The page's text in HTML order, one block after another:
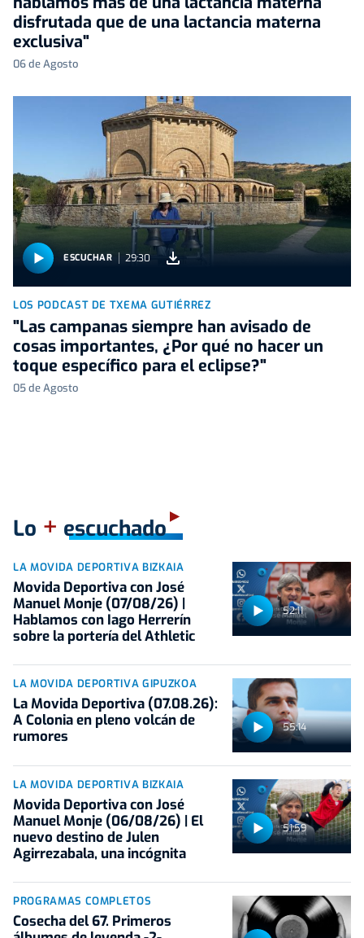
disfrutada que de una lactancia materna
exclusiva"
06 de Agosto
ESCUCHAR 29:30
LOS PODCAST DE TXEMA GUTIÉRREZ
"Las campanas siempre han avisado de
cosas importantes, ¿Por qué no hacer un
toque específico para el eclipse?"
05 de Agosto
Lo + escuchado
52:11
LA MOVIDA DEPORTIVA BIZKAIA
Movida Deportiva con José
Manuel Monje (07/08/26) |
Hablamos con Iago Herrerín
sobre la portería del Athletic
55:14
LA MOVIDA DEPORTIVA GIPUZKOA
La Movida Deportiva (07.08.26):
A Colonia en pleno volcán de
rumores
51:59
LA MOVIDA DEPORTIVA BIZKAIA
Movida Deportiva con José
Manuel Monje (06/08/26) | El
nuevo destino de Julen
Agirrezabala, una incógnita
PROGRAMAS COMPLETOS
Cosecha del 67. Primeros